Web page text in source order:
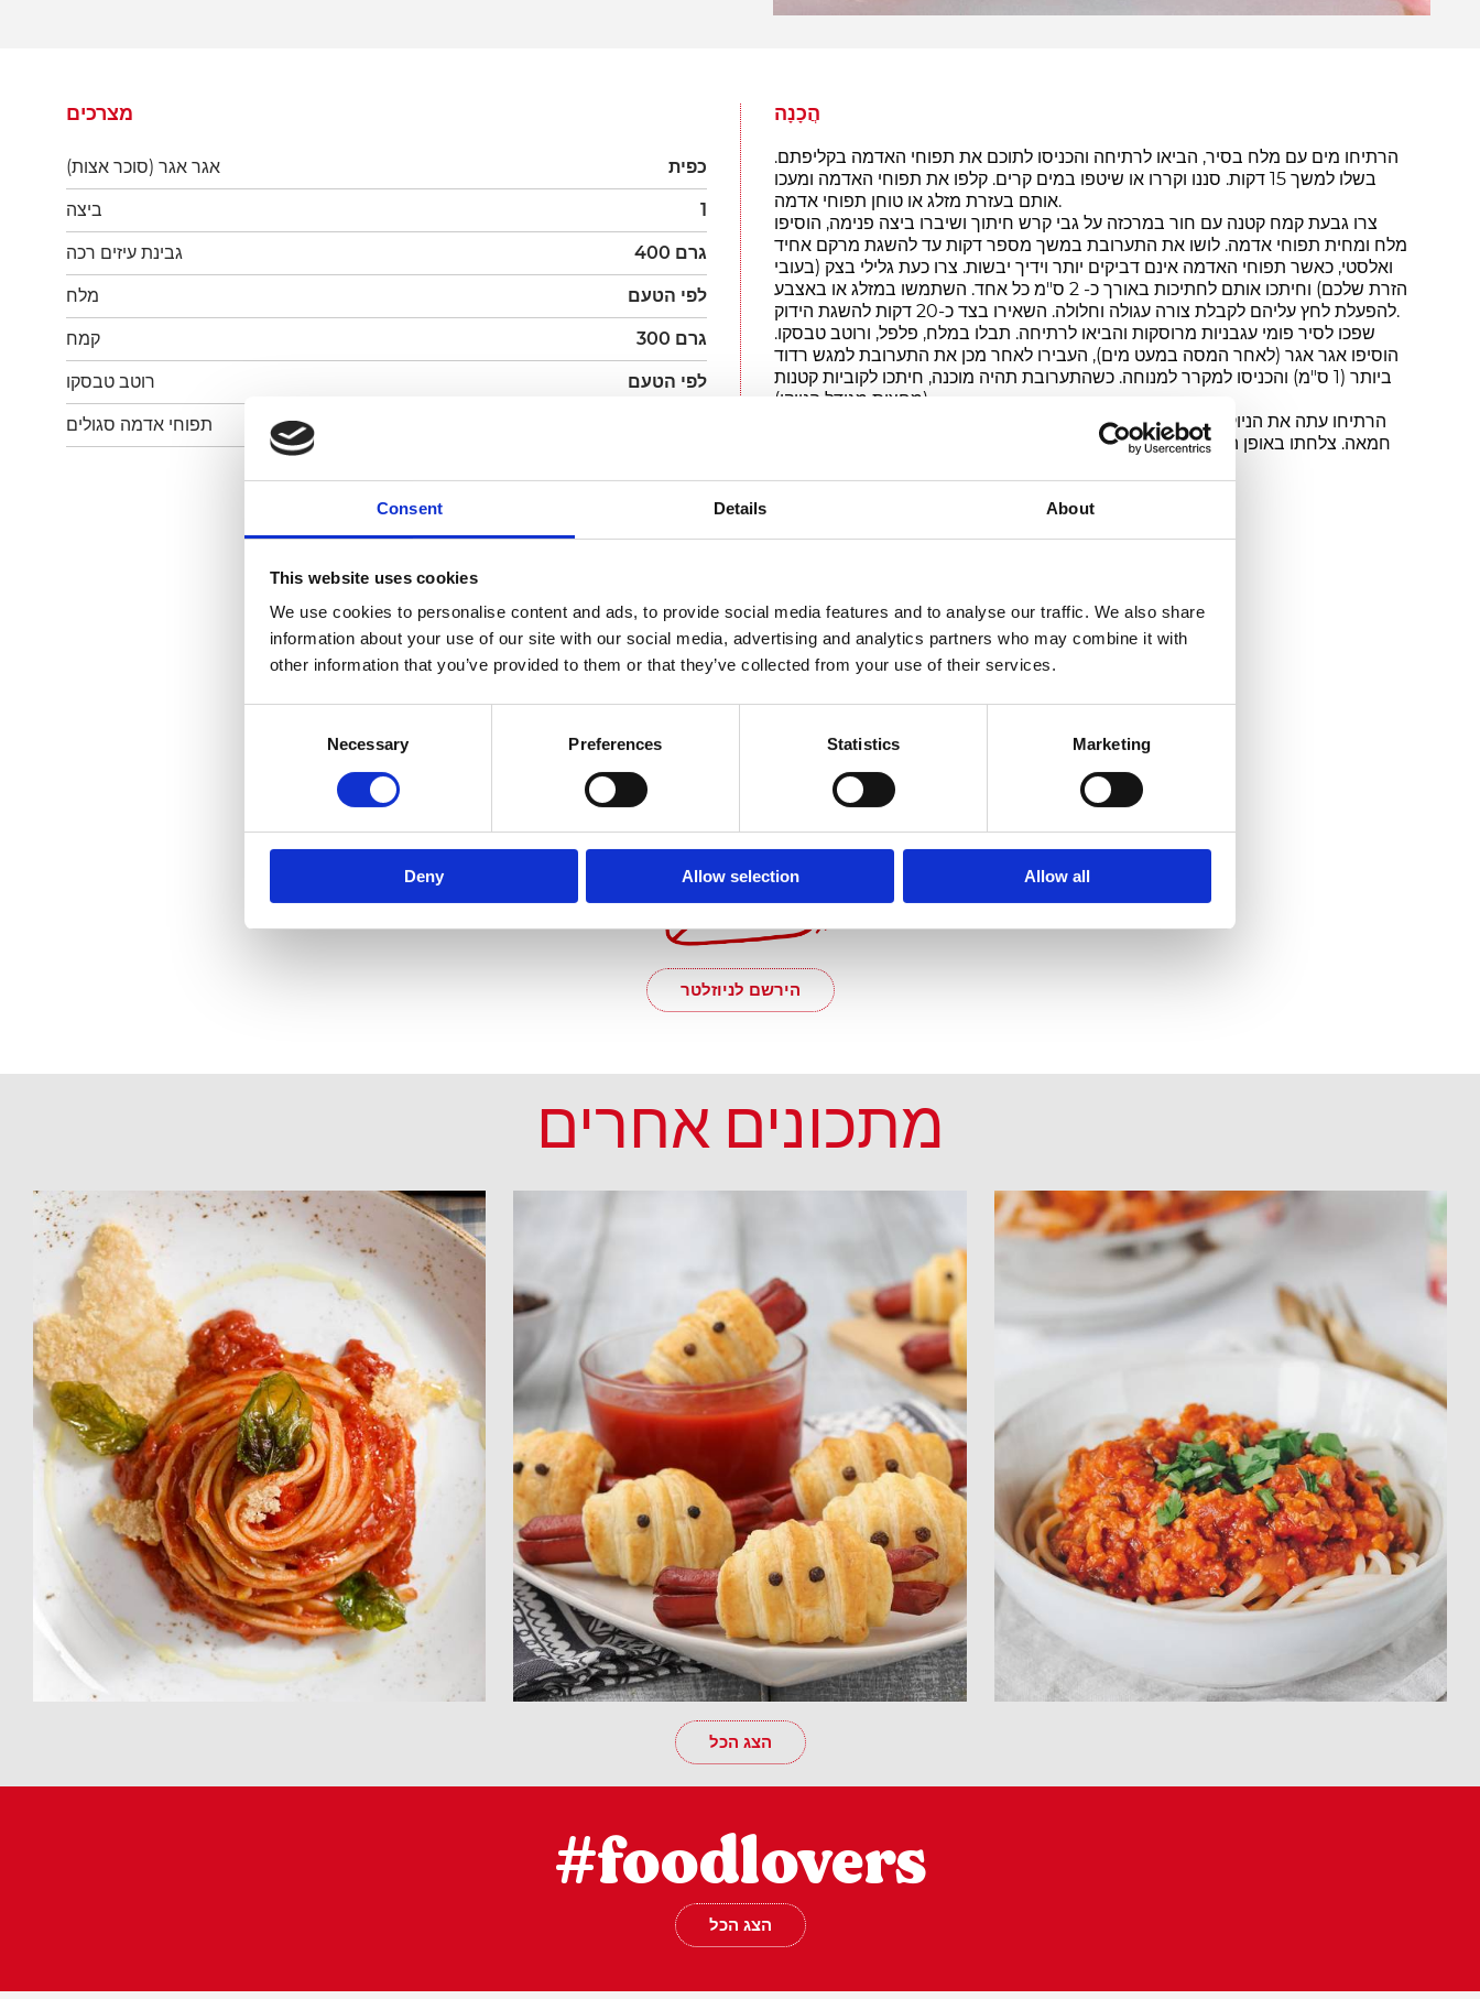
Consent Details About
This website uses cookies
We use cookies to personalise content and ads, to provide social media features and to analyse our traffic. We also share
information about your use of our site with our social media, advertising and analytics partners who may combine it with
other information that you’ve provided to them or that they’ve collected from your use of their services.
Necessary Preferences Statistics Marketing
Deny Allow selection Allow all
מצרכים
אגר אגר (סוכר אצות) כפית
ביצה 1
גבינת עיזים רכה 400 גרם
מלח לפי הטעם
קמח 300 גרם
רוטב טבסקו לפי הטעם
תפוחי אדמה סגולים
הֲכָנָה
הרתיחו מים עם מלח בסיר, הביאו לרתיחה והכניסו לתוכם את תפוחי האדמה בקליפתם.
בשלו למשך 15 דקות. סננו וקררו או שיטפו במים קרים. קלפו את תפוחי האדמה ומעכו
אותם בעזרת מזלג או טוחן תפוחי אדמה.
צרו גבעת קמח קטנה עם חור במרכזה על גבי קרש חיתוך ושיברו ביצה פנימה, הוסיפו
מלח ומחית תפוחי אדמה. לושו את התערובת במשך מספר דקות עד להשגת מרקם אחיד
ואלסטי, כאשר תפוחי האדמה אינם דביקים יותר וידיך יבשות. צרו כעת גלילי בצק (בעובי
הזרת שלכם) וחיתכו אותם לחתיכות באורך כ- 2 ס"מ כל אחד. השתמשו במזלג או באצבע
להפעלת לחץ עליהם לקבלת צורה עגולה וחלולה. השאירו בצד כ-20 דקות להשגת הידוק.
שפכו לסיר פומי עגבניות מרוסקות והביאו לרתיחה. תבלו במלח, פלפל, ורוטב טבסקו.
הוסיפו אגר אגר (לאחר המסה במעט מים), העבירו לאחר מכן את התערובת למגש רדוד
ביותר (1 ס"מ) והכניסו למקרר למנוחה. כשהתערובת תהיה מוכנה, חיתכו לקוביות קטנות
הרתיחו עתה את הניוקי במים מומלחים בנדיבות, ולאחר הסינון טגנו אותם בסיר במעט
חמאה. צלחתו באופן הבא: הניחו את הקוביות הקטנות וגבינת העיזים בצורת לוח שחמט
ואם יקח אותי
#רגע השף?
הירשם לניוזלטר
מתכונים אחרים
הצג הכל
#foodlovers
הצג הכל